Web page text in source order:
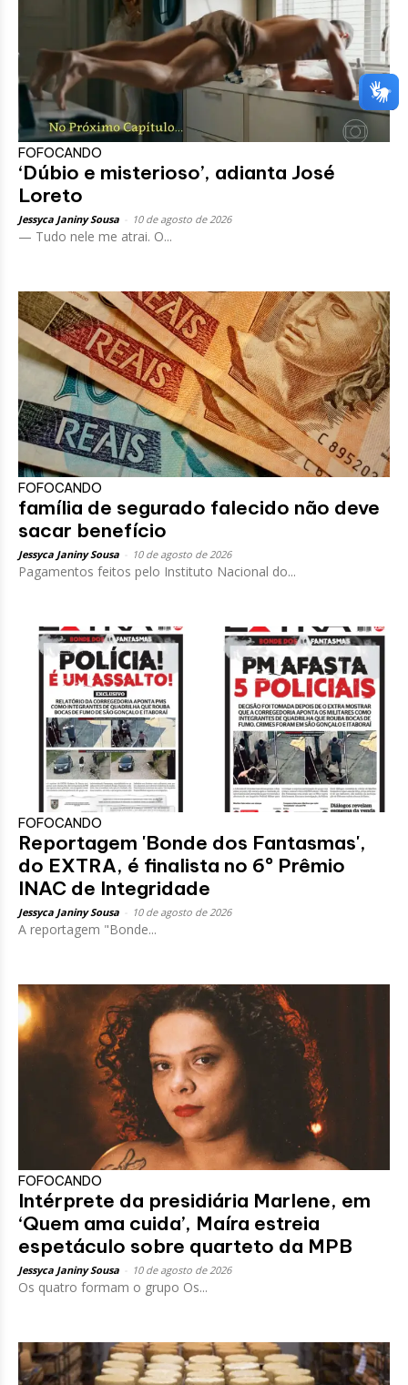
FOFOCANDO
‘Dúbio e misterioso’, adianta José
Loreto
Jessyca Janiny Sousa 10 de agosto de 2026
— Tudo nele me atrai. O...
FOFOCANDO
família de segurado falecido não deve
sacar benefício
Jessyca Janiny Sousa 10 de agosto de 2026
Pagamentos feitos pelo Instituto Nacional do...
FOFOCANDO
Reportagem 'Bonde dos Fantasmas',
do EXTRA, é finalista no 6º Prêmio
INAC de Integridade
Jessyca Janiny Sousa 10 de agosto de 2026
A reportagem "Bonde...
FOFOCANDO
Intérprete da presidiária Marlene, em
‘Quem ama cuida’, Maíra estreia
espetáculo sobre quarteto da MPB
Jessyca Janiny Sousa 10 de agosto de 2026
Os quatro formam o grupo Os...